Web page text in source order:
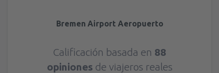
Bremen Airport Aeropuerto
Calificación basada en 88
opiniones de viajeros reales